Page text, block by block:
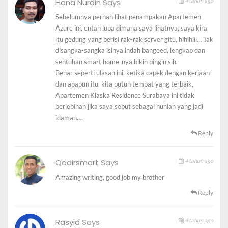
Awal ceritanya seperti ini, sebelum berangkat ke
Surabaya, saya dan beberapa teman
blogger
Lamongan
membuat janji akan berangkat bersama menuju
Surabaya menggunakantransportasiumum kereta api
dengan jadwal pemberangkatan pukul 06.33 wib.
Sebelum kereta berangkat, kami bertemu di area kursi
tunggu dan saling menyapa satu sama lain. Sayangnya,
meskipun berangkat bersama kami tidak bisa duduk
berdekatan karena nomor
melalui whatsapp sambil bercanda. Di tengah
perbincangan itu, tiba-tiba ada yang aneh dengan
saya.Chattingwhatsapp saya tidak bisa terkirim padahal
Berbagai cara saya coba untuk memulihkan sinyal ponsel
Sebelumnya pernah lihat penampakan Apartemen
Azure ini, entah lupa dimana saya lihatnya, saya kira
itu gedung yang berisi rak-rak server gitu, hihihiii… Tak
disangka-sangka isinya indah bangeed, lengkap dan
sentuhan smart home-nya bikin pingin sih.
Benar seperti ulasan ini, ketika capek dengan kerjaan
dan apapun itu, kita butuh tempat yang terbaik,
Apartemen Klaska Residence Surabaya ini tidak
berlebihan jika saya sebut sebagai hunian yang jadi
idaman….
Reply
Qodirsmart Says 4 tahun ago
Amazing writing, good job my brother
Reply
Rasyid Says 4 tahun ago